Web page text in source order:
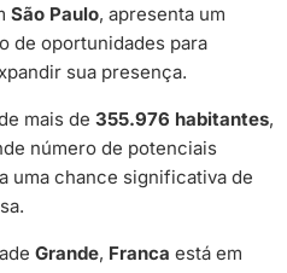
São Paulo, apresenta um
de oportunidades para
sua presença.
mais de 355.976 habitantes,
número de potenciais
uma chance significativa de
Grande, Franca está em